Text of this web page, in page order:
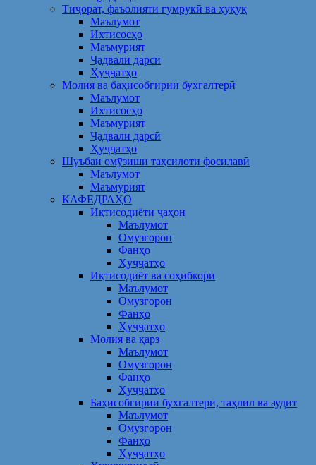
Тиҷорат, фаъолияти гумрукӣ ва ҳуқуқ
Маълумот
Ихтисосҳо
Маъмурият
Ҷадвали дарсӣ
Ҳуҷҷатҳо
Молия ва баҳисобгирии бухгалтерӣ
Маълумот
Ихтисосҳо
Маъмурият
Ҷадвали дарсӣ
Ҳуҷҷатҳо
Шуъбаи омӯзиши таҳсилоти фосилавӣ
Маълумот
Маъмурият
КАФЕДРАҲО
Иқтисодиёти ҷаҳон
Маълумот
Омузгорон
Фанҳо
Ҳуҷҷатҳо
Иқтисодиёт ва соҳибкорӣ
Маълумот
Омузгорон
Фанҳо
Ҳуҷҷатҳо
Молия ва қарз
Маълумот
Омузгорон
Фанҳо
Ҳуҷҷатҳо
Баҳисобгирии бухгалтерӣ, таҳлил ва аудит
Маълумот
Омузгорон
Фанҳо
Ҳуҷҷатҳо